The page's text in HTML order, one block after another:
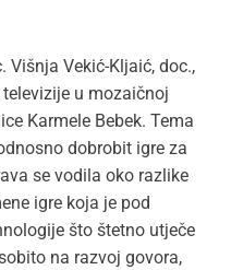
Višnja Vekić-Kljaić, doc.,
u mozaičnoj
Karmele Bebek. Tema
dobrobit igre za
se vodila oko razlike
igre koja je pod
što štetno utječe
na razvoj govora,